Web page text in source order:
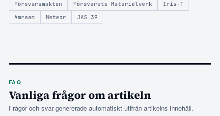
Försvarsmakten
Försvarets Materielverk
Iris-T
Amraam
Meteor JAS 39
FAQ
Vanliga frågor om artikeln
Frågor och svar genererade automatiskt utifrån artikelns innehåll.